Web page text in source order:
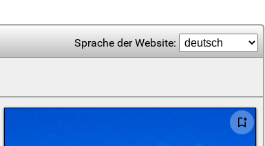
Sprache der Website: